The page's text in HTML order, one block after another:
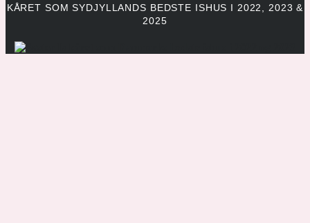
KÅRET SOM SYDJYLLANDS BEDSTE ISHUS I 2022, 2023 &
2025